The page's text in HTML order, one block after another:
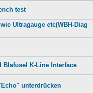
test
Ultragauge etc(WBH-Diag
Blafusel K-Line Interface
unterdrücken